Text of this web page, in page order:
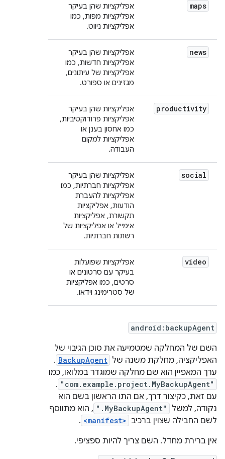
maps
אפליקציות שהן בעיקר
אפליקציות מפות, כמו
אפליקציות ניווט.
news
אפליקציות שהן בעיקר
אפליקציות חדשות, כמו
אפליקציות של עיתונים,
מגזינים או ספורט.
productivity
אפליקציות שהן בעיקר
אפליקציות פרודוקטיביות,
כמו אחסון בענן או
אפליקציות למקום
העבודה.
social
אפליקציות שהן בעיקר
אפליקציות חברתיות, כמו
אפליקציות להעברת
הודעות, אפליקציות
תקשורת, אפליקציות
אימייל או אפליקציות של
רשתות חברתיות.
video
אפליקציות שפועלות
בעיקר עם סרטונים או
סרטים, כמו אפליקציות
של סטרימינג וידאו.
android:backupAgent
השם של המחלקה שמטמיעה את סוכן הגיבוי של
האפליקציה, מחלקת משנה של BackupAgent
.
ערך המאפיין הוא שם מחלקה שמוגדר במלואו, כמו
"com.example.project.MyBackupAgent"
.
עם זאת, כקיצור דרך, אם התו הראשון בשם הוא
נקודה, למשל
".MyBackupAgent" , הוא מתווסף
לשם החבילה שצוין ברכיב <manifest>
.
אין ברירת מחדל. השם צריך להיות ספציפי.